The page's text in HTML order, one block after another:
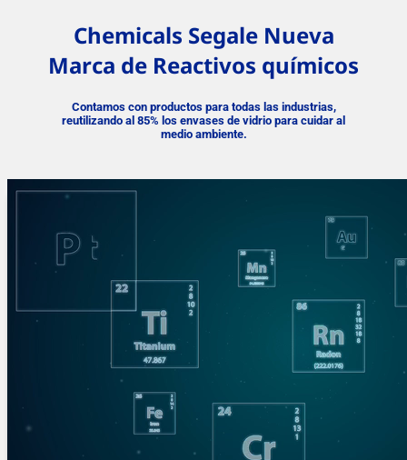
Chemicals Segale Nueva
Marca de Reactivos químicos
Contamos con productos para todas las industrias,
reutilizando al 85% los envases de vidrio para cuidar al
medio ambiente.